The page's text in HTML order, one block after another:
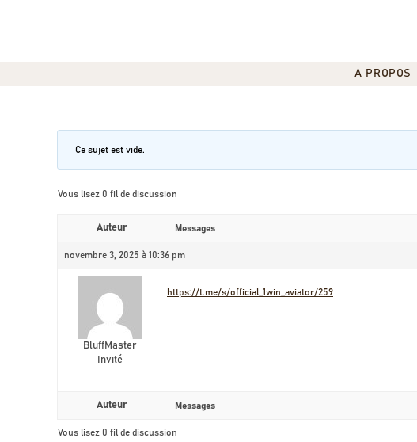
A PROPOS
Ce sujet est vide.
Vous lisez 0 fil de discussion
Auteur Messages
novembre 3, 2025 à 10:36 pm
BluffMaster
Invité
https://t.me/s/official_1win_aviator/259
Auteur Messages
Vous lisez 0 fil de discussion